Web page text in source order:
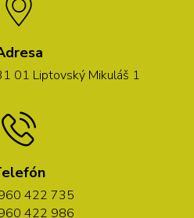
01 Liptovský Mikuláš 1
422 735
422 986